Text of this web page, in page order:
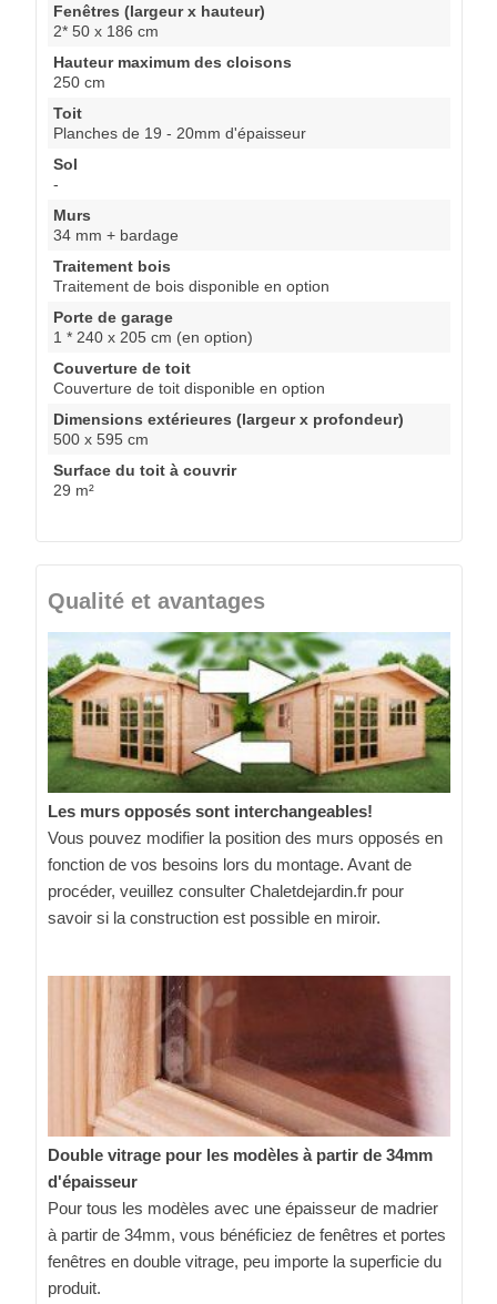
Fenêtres (largeur x hauteur)
2* 50 x 186 cm
Hauteur maximum des cloisons
250 cm
Toit
Planches de 19 - 20mm d'épaisseur
Sol
-
Murs
34 mm + bardage
Traitement bois
Traitement de bois disponible en option
Porte de garage
1 * 240 x 205 cm (en option)
Couverture de toit
Couverture de toit disponible en option
Dimensions extérieures (largeur x profondeur)
500 x 595 cm
Surface du toit à couvrir
29 m²
Qualité et avantages
Les murs opposés sont interchangeables!
Vous pouvez modifier la position des murs opposés en
fonction de vos besoins lors du montage. Avant de
procéder, veuillez consulter Chaletdejardin.fr pour
savoir si la construction est possible en miroir.
Double vitrage pour les modèles à partir de 34mm
d'épaisseur
Pour tous les modèles avec une épaisseur de madrier
à partir de 34mm, vous bénéficiez de fenêtres et portes
fenêtres en double vitrage, peu importe la superficie du
produit.